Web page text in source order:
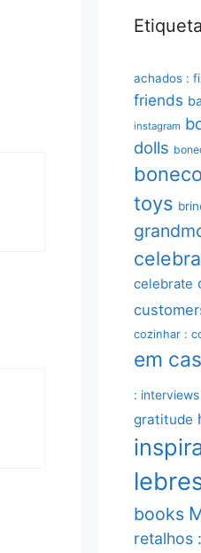
achados :
friends
instagram
dolls
toys
celebrate
cozinhar :
em
: interviews
gratitude
books
retalhos